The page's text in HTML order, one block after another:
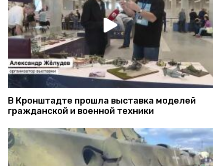
В Кронштадте прошла выставка моделей
гражданской и военной техники